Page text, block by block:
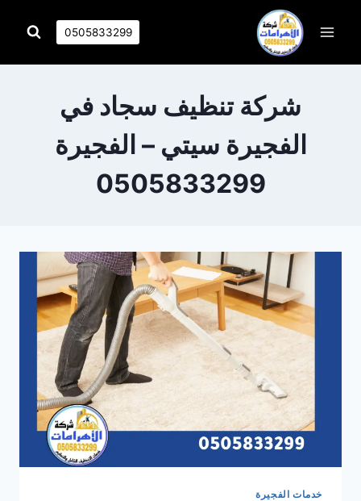
0505833299
شركة تنظيف سجاد في
الفجيرة سيتي – الفجيرة
0505833299
خدمات الفجيرة